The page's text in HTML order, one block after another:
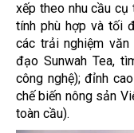
xếp theo nhu cầu cụ
tính phù hợp vàtối
các trải nghiệm
đạo Sunwah Tea,
công nghệ); đỉnh
chế biến nông sản
toàn cầu).